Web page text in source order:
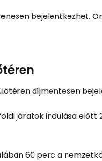
bejelentkezhet.
díjmentesen
járatok indulása előtt
60 perc a